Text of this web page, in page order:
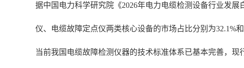
据中国电力科学研究院《2026年电力电缆检测设备行业发
仪、电缆故障定点仪两类核心设备的市场占比分别为32.1%
当前我国电缆故障检测仪器的技术标准体系已基本完善，